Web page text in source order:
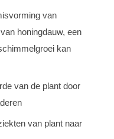
van
honingdauw, een
kan
van de plant door
van plant naar